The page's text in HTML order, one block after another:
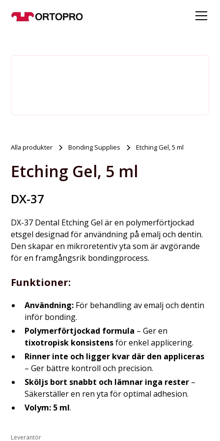
Alla produkter Bonding Supplies Etching Gel, 5 ml
Etching Gel, 5 ml
DX-37
DX-37 Dental Etching Gel är en polymerförtjockad
etsgel designad för användning på emalj och dentin.
Den skapar en mikroretentiv yta som är avgörande
för en framgångsrik bondingprocess.
Funktioner:
Användning: För behandling av emalj och dentin
inför bonding.
Polymerförtjockad formula – Ger en
tixotropisk konsistensför enkel applicering.
Rinner inte och ligger kvar där den appliceras
– Ger bättre kontroll och precision.
Sköljs bort snabbt och lämnar inga rester –
Säkerställer en ren yta för optimal adhesion.
Volym: 5 ml.
Leverantör